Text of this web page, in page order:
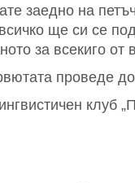
заедно на
ще си се
за всекиго от
проведе
клуб